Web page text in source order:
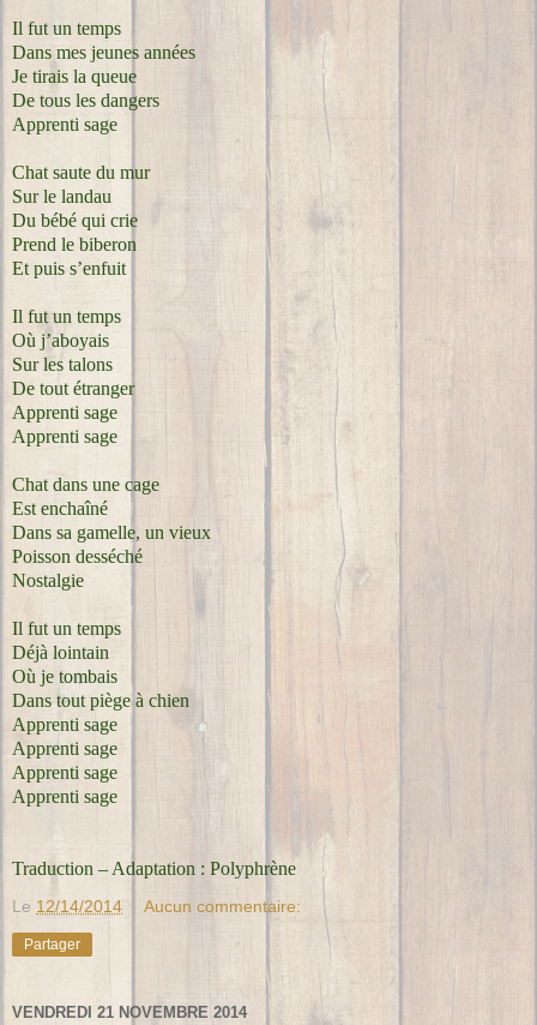
Il fut un temps
Dans mes jeunes années
Je tirais la queue
De tous les dangers
Apprenti sage
Chat saute du mur
Sur le landau
Du bébé qui crie
Prend le biberon
Et puis s’enfuit
Il fut un temps
Où j’aboyais
Sur les talons
De tout étranger
Apprenti sage
Apprenti sage
Chat dans une cage
Est enchaîné
Dans sa gamelle, un vieux
Poisson desséché
Nostalgie
Il fut un temps
Déjà lointain
Où je tombais
Dans tout piège à chien
Apprenti sage
Apprenti sage
Apprenti sage
Apprenti sage
Traduction – Adaptation : Polyphrène
Le 12/14/2014 Aucun commentaire:
Partager
VENDREDI 21 NOVEMBRE 2014